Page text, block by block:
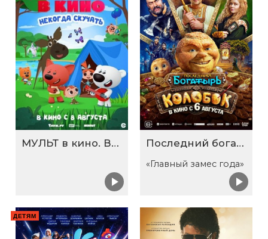
МУЛЬТ в кино. Выпуск №198. Некогда скучать Последний богатырь. Колобок
«Главный замес года»
ДЕТЯМ